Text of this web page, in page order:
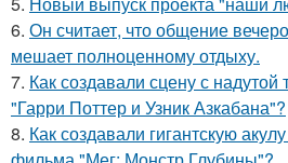
6. Он считает, что общение
мешает полноценному отдыху.
7. Как создавали сцену с
"Гарри Поттер и Узник Азкабана"?
8. Как создавали гигантскую